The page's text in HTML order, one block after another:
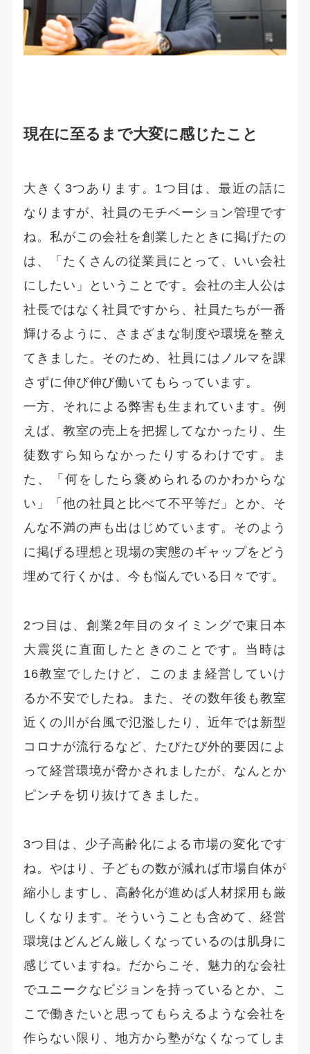
現在に至るまで大変に感じたこと
大きく3つあります。1つ目は、最近の話に
なりますが、社員のモチベーション管理です
ね。私がこの会社を創業したときに掲げたの
は、「たくさんの従業員にとって、いい会社
にしたい」ということです。会社の主人公は
社長ではなく社員ですから、社員たちが一番
輝けるように、さまざまな制度や環境を整え
てきました。そのため、社員にはノルマを課
さずに伸び伸び働いてもらっています。
一方、それによる弊害も生まれています。例
えば、教室の売上を把握してなかったり、生
徒数すら知らなかったりするわけです。ま
た、「何をしたら褒められるのかわからな
い」「他の社員と比べて不平等だ」とか、そ
んな不満の声も出はじめています。そのよう
に掲げる理想と現場の実態のギャップをどう
埋めて行くかは、今も悩んでいる日々です。
2つ目は、創業2年目のタイミングで東日本
大震災に直面したときのことです。当時は
16教室でしたけど、このまま経営していけ
るか不安でしたね。また、その数年後も教室
近くの川が台風で氾濫したり、近年では新型
コロナが流行るなど、たびたび外的要因によ
って経営環境が脅かされましたが、なんとか
ピンチを切り抜けてきました。
3つ目は、少子高齢化による市場の変化です
ね。やはり、子どもの数が減れば市場自体が
縮小しますし、高齢化が進めば人材採用も厳
しくなります。そういうことも含めて、経営
環境はどんどん厳しくなっているのは肌身に
感じていますね。だからこそ、魅力的な会社
でユニークなビジョンを持っているとか、こ
こで働きたいと思ってもらえるような会社を
作らない限り、地方から塾がなくなってしま